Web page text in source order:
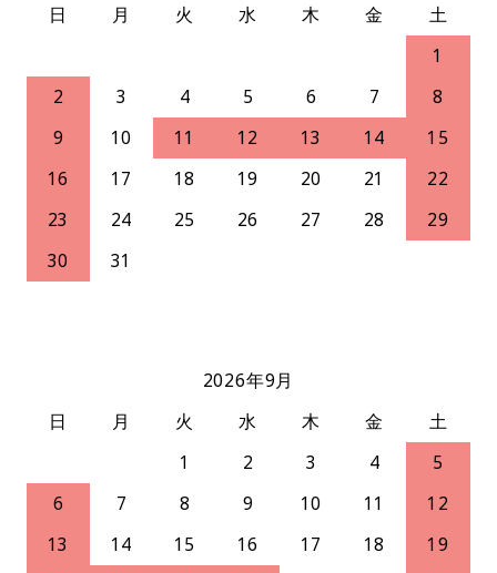
日
月 火 水 木 金
土
1
2
3 4 5 6 7
8
9
10 11 12 13 14
15
16
17 18 19 20 21
22
23
24 25 26 27 28
29
30
31
2026年9月
日
月 火 水 木 金
土
1
2 3 4
5
6
7 8 9 10 11
12
13
14 15 16 17 18
19